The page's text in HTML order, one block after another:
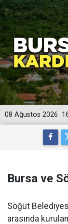
08 Ağustos 2026
Bursa ve
Söğüt
arasında